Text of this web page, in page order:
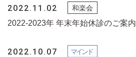
2022.11.02
2022-2023年 年末年始休診のご案内
2022.10.07